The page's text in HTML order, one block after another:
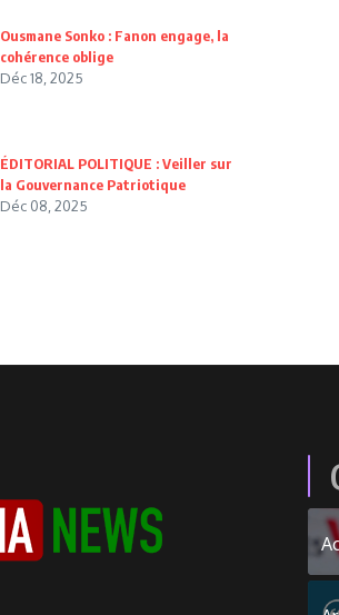
Ousmane Sonko : Fanon engage, la
cohérence oblige
Déc 18, 2025
ÉDITORIAL POLITIQUE : Veiller sur
la Gouvernance Patriotique
Déc 08, 2025